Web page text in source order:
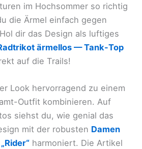
im Hochsommer so richtig
die Ärmel einfach gegen
dir das Design als luftiges
ärmellos — Tank-Top
auf die Trails!
Look hervorragend zu einem
Outfit kombinieren. Auf
siehst du, wie genial das
mit der robusten Damen
harmoniert. Die Artikel